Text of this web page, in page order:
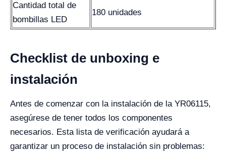
Cantidad total de
bombillas LED
180 unidades
Checklist de unboxing e
instalación
Antes de comenzar con la instalación de la YR06115,
asegúrese de tener todos los componentes
necesarios. Esta lista de verificación ayudará a
garantizar un proceso de instalación sin problemas: